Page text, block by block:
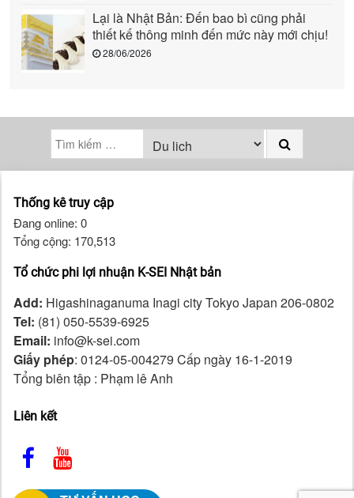
Lại là Nhật Bản: Đến bao bì cũng phải
thiết kế thông minh đến mức này mới chịu!
28/06/2026
Thống kê truy cập
Đang online: 0
Tổng cộng: 170,513
Tổ chức phi lợi nhuận K-SEI Nhật bản
Add: Higashinaganuma Inagi city Tokyo Japan 206-0802
Tel: (81) 050-5539-6925
Email: info@k-sei.com
Giấy phép: 0124-05-004279 Cấp ngày 16-1-2019
Tổng biên tập : Phạm lê Anh
Liên kết